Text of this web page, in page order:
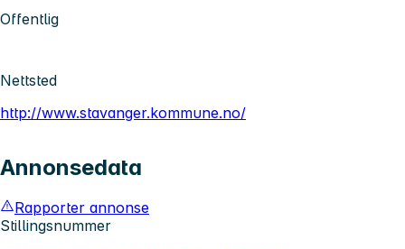
Offentlig
Nettsted
http://www.stavanger.kommune.no/
Annonsedata
Rapporter annonse
Stillingsnummer